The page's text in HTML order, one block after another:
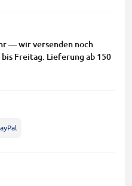
— wir versenden noch
Freitag. Lieferung ab 150